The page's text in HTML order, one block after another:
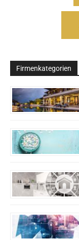
Firmenkategorien